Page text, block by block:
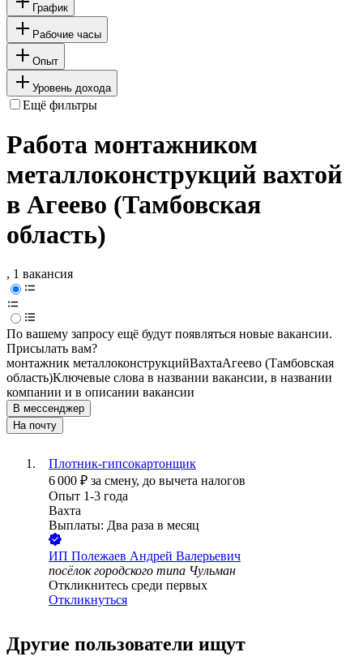
График
Рабочие часы
Опыт
Уровень дохода
Ещё фильтры
Работа монтажником
металлоконструкций вахтой
в Агеево (Тамбовская
область)
, 1 вакансия
По вашему запросу ещё будут появляться новые вакансии.
Присылать вам?
монтажник металлоконструкцийВахтаАгеево (Тамбовская
область)Ключевые слова в названии вакансии, в названии
компании и в описании вакансии
В мессенджер
На почту
Плотник-гипсокартонщик
6 000 ₽ за смену, до вычета налогов
Опыт 1-3 года
Вахта
Выплаты: Два раза в месяц
ИП Полежаев Андрей Валерьевич
посёлок городского типа Чульман
Откликнитесь среди первых
Откликнуться
Другие пользователи ищут